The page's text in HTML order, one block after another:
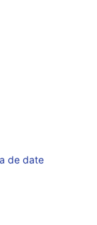
de date